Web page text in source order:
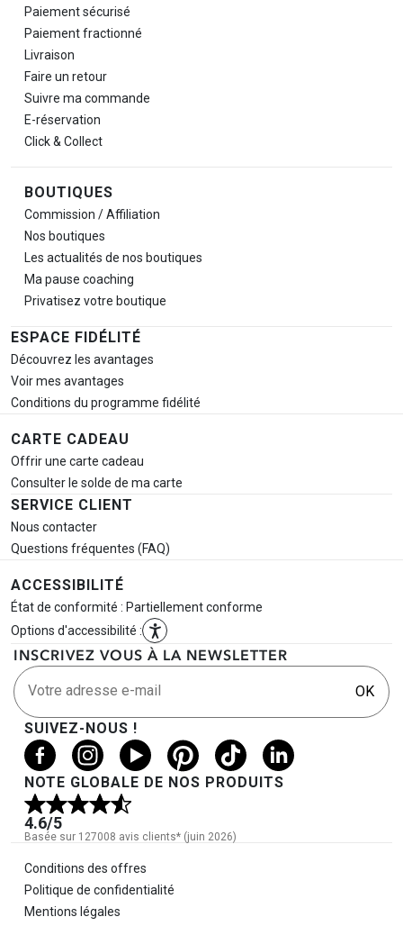
Paiement sécurisé
Paiement fractionné
Livraison
Faire un retour
Suivre ma commande
E-réservation
Click & Collect
BOUTIQUES
Commission / Affiliation
Nos boutiques
Les actualités de nos boutiques
Ma pause coaching
Privatisez votre boutique
ESPACE FIDÉLITÉ
Découvrez les avantages
Voir mes avantages
Conditions du programme fidélité
CARTE CADEAU
Offrir une carte cadeau
Consulter le solde de ma carte
SERVICE CLIENT
Nous contacter
Questions fréquentes (FAQ)
ACCESSIBILITÉ
État de conformité : Partiellement conforme
Options d'accessibilité :
INSCRIVEZ VOUS À LA NEWSLETTER
Votre adresse e-mail OK
SUIVEZ-NOUS !
NOTE GLOBALE DE NOS PRODUITS
4.6/5
Basée sur 127008 avis clients* (juin 2026)
Informations légales
Conditions des offres
Politique de confidentialité
Mentions légales